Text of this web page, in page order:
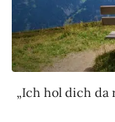
„Ich hol dich da